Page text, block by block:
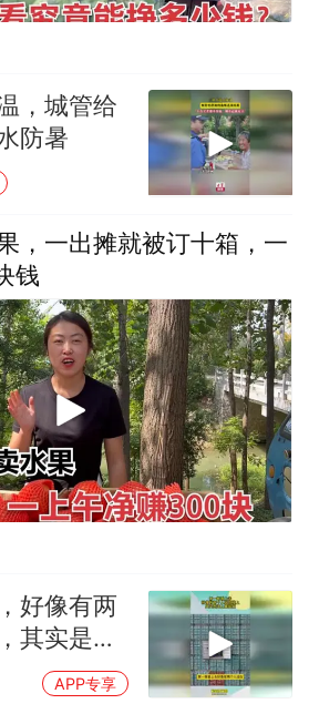
，城管给
防暑
，一出摊就被订十箱，一
钱
好像有两
其实是海
APP专享